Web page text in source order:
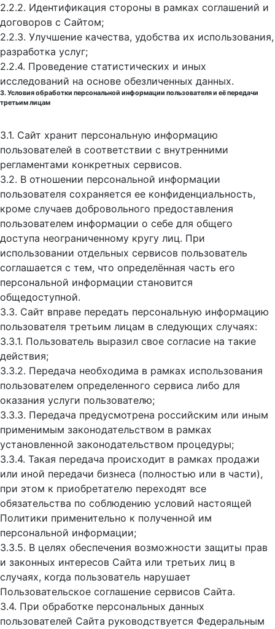
2.2.2. Идентификация стороны в рамках соглашений и
договоров с Сайтом;
2.2.3. Улучшение качества, удобства их использования,
разработка услуг;
2.2.4. Проведение статистических и иных
исследований на основе обезличенных данных.
3. Условия обработки персональной информации пользователя и её передачи
третьим лицам
3.1. Сайт хранит персональную информацию
пользователей в соответствии с внутренними
регламентами конкретных сервисов.
3.2. В отношении персональной информации
пользователя сохраняется ее конфиденциальность,
кроме случаев добровольного предоставления
пользователем информации о себе для общего
доступа неограниченному кругу лиц. При
использовании отдельных сервисов пользователь
соглашается с тем, что определённая часть его
персональной информации становится
общедоступной.
3.3. Сайт вправе передать персональную информацию
пользователя третьим лицам в следующих случаях:
3.3.1. Пользователь выразил свое согласие на такие
действия;
3.3.2. Передача необходима в рамках использования
пользователем определенного сервиса либо для
оказания услуги пользователю;
3.3.3. Передача предусмотрена российским или иным
применимым законодательством в рамках
установленной законодательством процедуры;
3.3.4. Такая передача происходит в рамках продажи
или иной передачи бизнеса (полностью или в части),
при этом к приобретателю переходят все
обязательства по соблюдению условий настоящей
Политики применительно к полученной им
персональной информации;
3.3.5. В целях обеспечения возможности защиты прав
и законных интересов Сайта или третьих лиц в
случаях, когда пользователь нарушает
Пользовательское соглашение сервисов Сайта.
3.4. При обработке персональных данных
пользователей Сайта руководствуется Федеральным